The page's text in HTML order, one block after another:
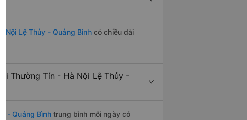
Nội Lệ Thủy - Quảng Bình có chiều dài
Thường Tín - Hà Nội Lệ Thủy -
- Quảng Bình trung bình mỗi ngày có